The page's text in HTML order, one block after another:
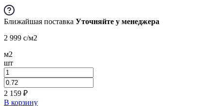
Ближайшая поставка Уточняйте у менеджера
2 999 c/м2
м2
шт
2 159 ₽
В корзину